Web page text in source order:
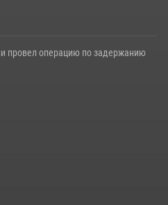
провел операцию по задержанию